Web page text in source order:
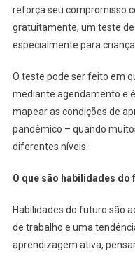
reforça seu compromisso
gratuitamente, um teste
especialmente para
O teste pode ser feito em
mediante agendamento e
mapear as condições de
pandêmico – quando
diferentes níveis.
O que são habilidades do
Habilidades do futuro são
de trabalho e uma
aprendizagem ativa,